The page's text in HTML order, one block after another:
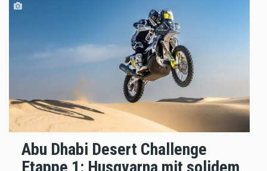
Abu Dhabi Desert Challenge
Etappe 1: Husqvarna mit solidem